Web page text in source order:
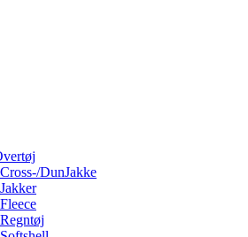
Cross-/DunJakke
Jakker
Fleece
Regntøj